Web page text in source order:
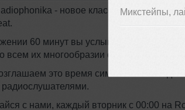
Микстейпы,
- новое классическое
60 минут вы услышите новинки
всем их многообразии форм и звучания.
это время символом свободы
радиослушателями.
с нами, каждый вторник с 00:00 на